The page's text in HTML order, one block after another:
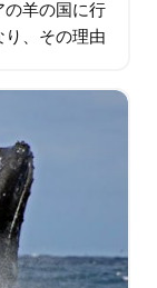
の羊の国に行
り、その理由